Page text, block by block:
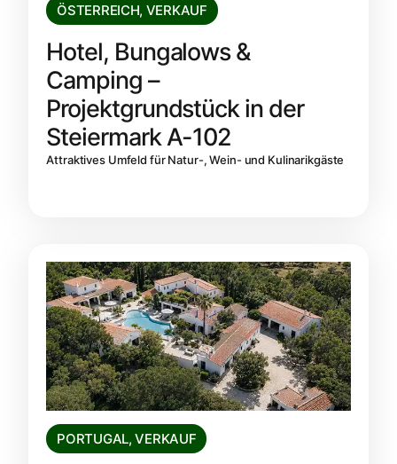
ÖSTERREICH, VERKAUF
Hotel, Bungalows &
Camping –
Projektgrundstück in der
Steiermark A-102
Attraktives Umfeld für Natur-, Wein- und Kulinarikgäste
PORTUGAL,VERKAUF